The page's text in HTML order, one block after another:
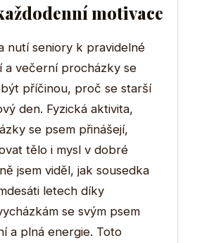
motivace
nutí seniory k pravidelné
a večerní procházky se
příčinou, proč se starší
den. Fyzická aktivita,
se psem přinášejí,
tělo i mysl v dobré
jsem viděl, jak sousedka
letech díky
se svým psem
a plná energie. Toto